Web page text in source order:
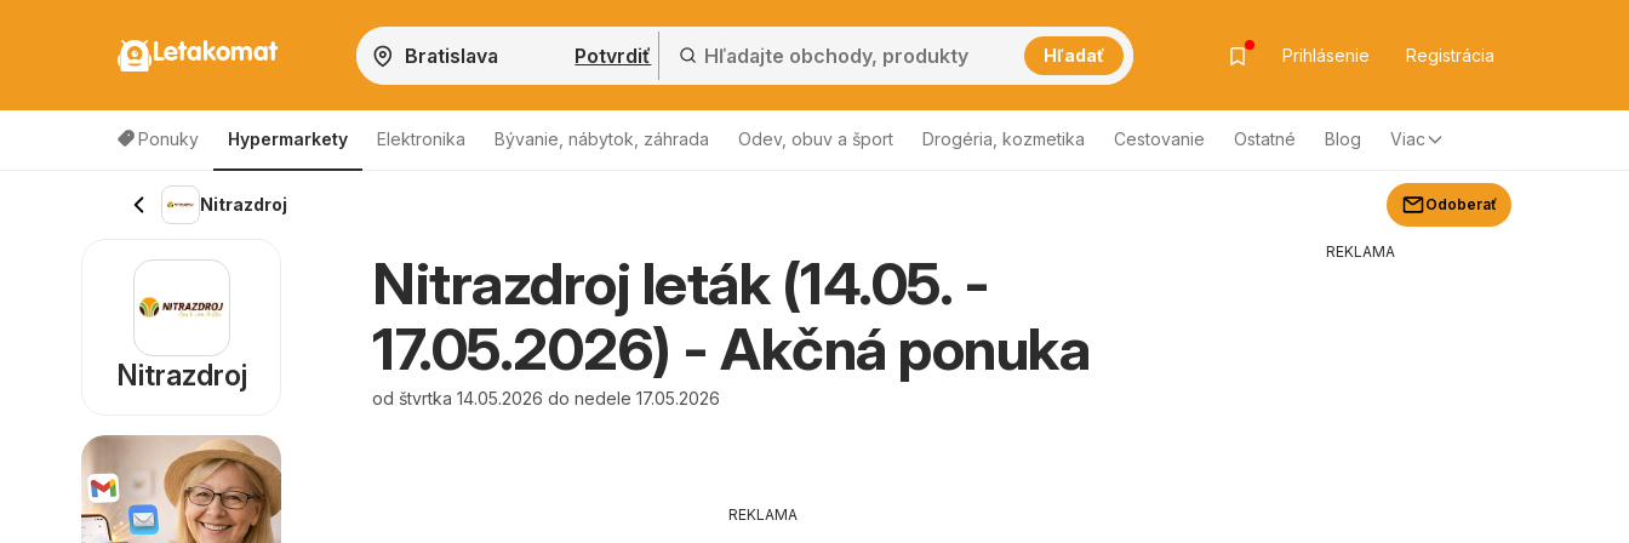
Letakomat Potvrdiť Hľadať Prihlásenie Registrácia
Ponuky Hypermarkety Elektronika Bývanie, nábytok, záhrada Odev, obuv a šport Drogéria, kozmetika Cestovanie Ostatné Blog Viac
Nitrazdroj Odoberať
Nitrazdroj leták (14.05. -
17.05.2026) - Akčná ponuka
od štvrtka 14.05.2026 do nedele 17.05.2026
REKLAMA
Nitrazdroj
REKLAMA